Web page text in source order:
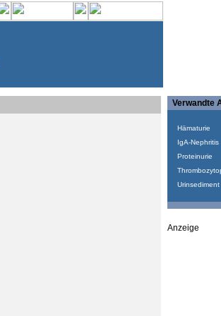
Verwandte
Hämaturie
IgA-Nephritis
Proteinurie
Urinsediment
Anzeige